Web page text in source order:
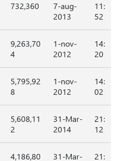
732,360
7-aug-
2013
11:
52
9,263,70
4
1-nov-
2012
14:
20
5,795,92
8
1-nov-
2012
14:
02
5,608,11
2
31-Mar-
2014
21:
12
4,186,80 31-Mar- 21: